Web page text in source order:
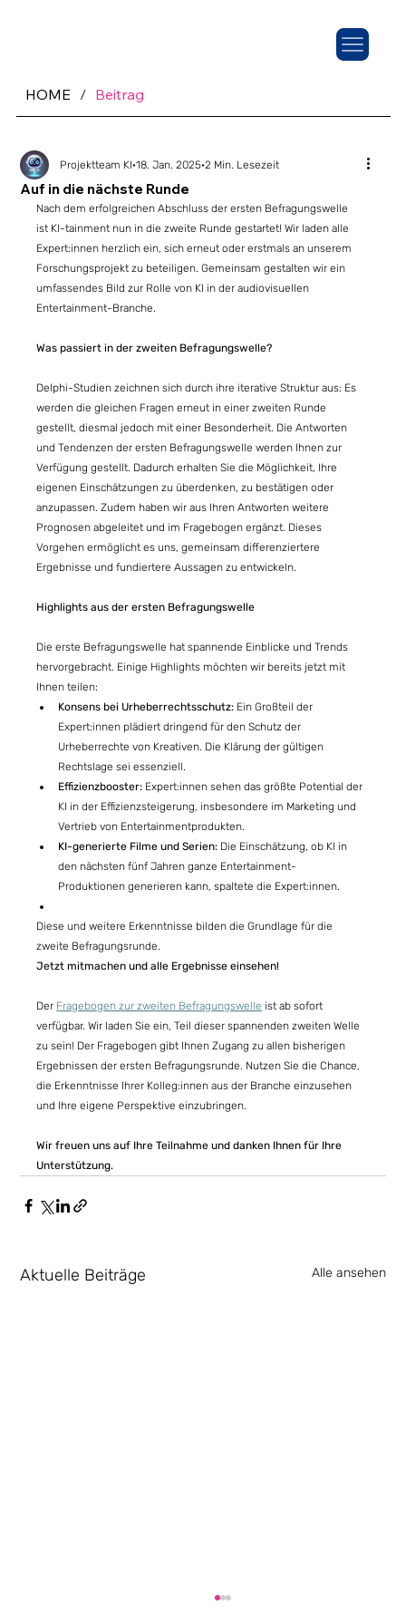
Auf in die nächste Runde
Projektteam KI 18. Jan. 2025 2 Min. Lesezeit
Nach dem erfolgreichen Abschluss der ersten Befragungswelle
ist KI-tainment nun in die zweite Runde gestartet! Wir laden alle
Expert:innen herzlich ein, sich erneut oder erstmals an unserem
Forschungsprojekt zu beteiligen. Gemeinsam gestalten wir ein
umfassendes Bild zur Rolle von KI in der audiovisuellen
Entertainment-Branche.
Was passiert in der zweiten Befragungswelle?
Delphi-Studien zeichnen sich durch ihre iterative Struktur aus: Es
werden die gleichen Fragen erneut in einer zweiten Runde
gestellt, diesmal jedoch mit einer Besonderheit. Die Antworten
und Tendenzen der ersten Befragungswelle werden Ihnen zur
Verfügung gestellt. Dadurch erhalten Sie die Möglichkeit, Ihre
eigenen Einschätzungen zu überdenken, zu bestätigen oder
anzupassen. Zudem haben wir aus Ihren Antworten weitere
Prognosen abgeleitet und im Fragebogen ergänzt. Dieses
Vorgehen ermöglicht es uns, gemeinsam differenziertere
Ergebnisse und fundiertere Aussagen zu entwickeln.
Highlights aus der ersten Befragungswelle
Die erste Befragungswelle hat spannende Einblicke und Trends
hervorgebracht. Einige Highlights möchten wir bereits jetzt mit
Ihnen teilen:
Konsens bei Urheberrechtsschutz: Ein Großteil der
Expert:innen plädiert dringend für den Schutz der
Urheberrechte von Kreativen. Die Klärung der gültigen
Rechtslage sei essenziell.
Effizienzbooster: Expert:innen sehen das größte Potential der
KI in der Effizienzsteigerung, insbesondere im Marketing und
Vertrieb von Entertainmentprodukten.
KI-generierte Filme und Serien: Die Einschätzung, ob KI in
den nächsten fünf Jahren ganze Entertainment-
Produktionen generieren kann, spaltete die Expert:innen.
Diese und weitere Erkenntnisse bilden die Grundlage für die
zweite Befragungsrunde.
Jetzt mitmachen und alle Ergebnisse einsehen!
Der Fragebogen zur zweiten Befragungswelle ist ab sofort
verfügbar. Wir laden Sie ein, Teil dieser spannenden zweiten Welle
zu sein! Der Fragebogen gibt Ihnen Zugang zu allen bisherigen
Ergebnissen der ersten Befragungsrunde. Nutzen Sie die Chance,
die Erkenntnisse Ihrer Kolleg:innen aus der Branche einzusehen
und Ihre eigene Perspektive einzubringen.
Wir freuen uns auf Ihre Teilnahme und danken Ihnen für Ihre
Unterstützung.
Aktuelle Beiträge Alle ansehen
HOME / Beitrag